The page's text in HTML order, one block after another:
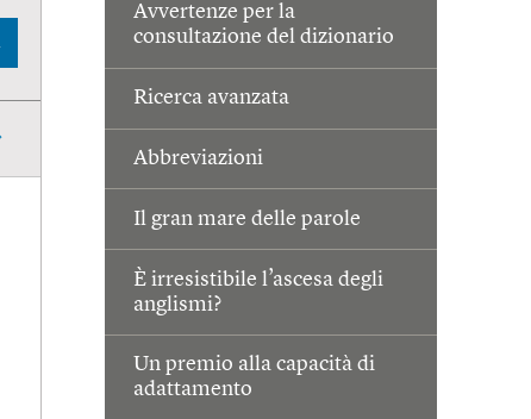
Avvertenze per la
consultazione del dizionario
Ricerca avanzata
Abbreviazioni
Il gran mare delle parole
È irresistibile l’ascesa degli
anglismi?
Un premio alla capacità di
adattamento